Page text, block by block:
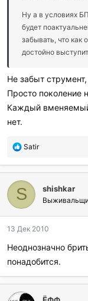
и
:
Ну а в условиях
будет
забывать, что
достойно
Не забыт
Просто поколение
Каждый
нет.
П
б
а
г
о
а
и
л
и
:
Satir
S shishkar
13 Дек 2010
Неоднозначно
понадобится.